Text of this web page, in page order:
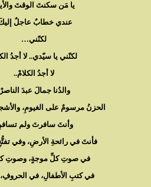
يا مَن سكنتَ الوقتَ
عندي خطابٌ عاجلٌ
لكنّني…
لكنّني يا سيّدي.. لا أجدُ
لا أجدُ الكلامْ..
والدُنا جمالَ عبدَ
الحزنُ مرسومٌ على الغيومِ،
وأنتَ سافرتَ ولم
فأنتَ في رائحةِ الأرضِ، وفي
في صوتِ كلِّ موجةٍ، وصوتِ
في كتبِ الأطفالِ، في الحروفِ،